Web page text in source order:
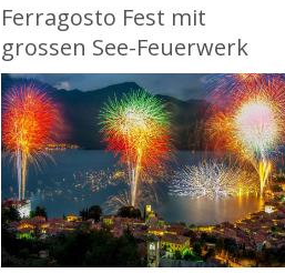
Ferragosto Fest mit
grossen See-Feuerwerk